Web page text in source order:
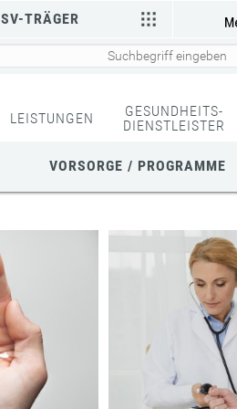
SV-TRÄGER
LEISTUNGEN
GESUNDHEITS-
DIENSTLEISTER
VORSORGE / PROGRAMME